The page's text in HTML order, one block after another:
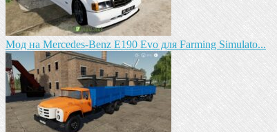
Мод на Mercedes-Benz E190 Evo для Farming Simulato...